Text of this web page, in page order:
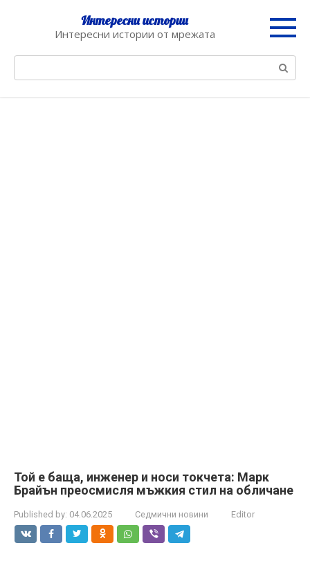
Интересни истории
Интересни истории от мрежата
Той е баща, инженер и носи токчета: Марк
Брайън преосмисля мъжкия стил на обличане
Published by: 04.06.2025 Седмични новини Editor